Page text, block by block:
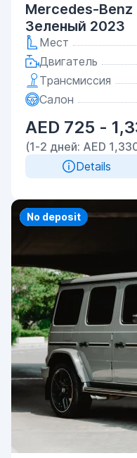
Mercedes-Benz
Зеленый 2023
Мест
Двигатель
Трансмиссия
Салон
AED 725 -
(1-2 дней: AED
Details
Priority
No deposit